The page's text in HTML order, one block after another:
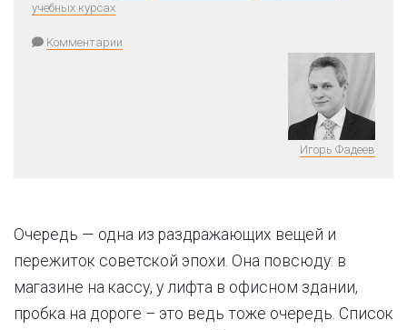
учебных курсах
Комментарии
Игорь Фадеев
Очередь — одна из раздражающих вещей и
пережиток советской эпохи. Она повсюду: в
магазине на кассу, у лифта в офисном здании,
пробка на дороге – это ведь тоже очередь. Список